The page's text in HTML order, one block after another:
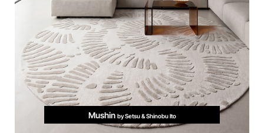
Mushin by Setsu & Shinobu Ito